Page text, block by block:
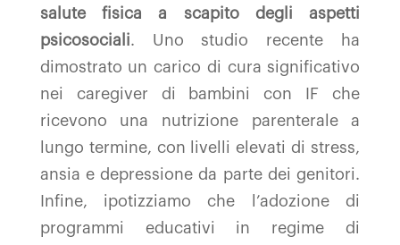
salute fisica a scapito degli aspetti
psicosociali. Uno studio recente ha
dimostrato un carico di cura significativo
nei caregiver di bambini con IF che
ricevono una nutrizione parenterale a
lungo termine, con livelli elevati di stress,
ansia e depressione da parte dei genitori.
Infine, ipotizziamo che l’adozione di
programmi educativi in regime di